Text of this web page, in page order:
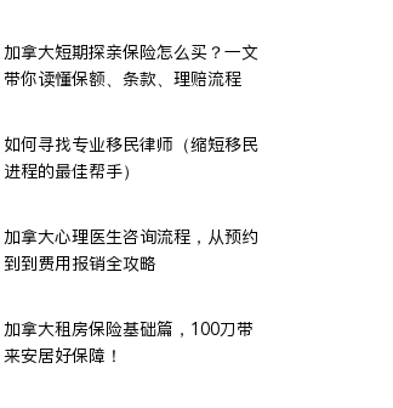
加拿大短期探亲保险怎么买？一文
带你读懂保额、条款、理赔流程
如何寻找专业移民律师（缩短移民
进程的最佳帮手）
加拿大心理医生咨询流程，从预约
到到费用报销全攻略
加拿大租房保险基础篇，100刀带
来安居好保障！